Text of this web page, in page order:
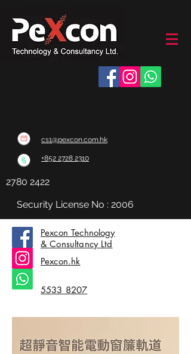
cs1@pexcon.com.hk
+852 2728 2310
2780 2422
Security License No : 2006
訂購或咨詢：
Pexcon Technology
& Consultancy Ltd
Pexcon.hk
5533 8207